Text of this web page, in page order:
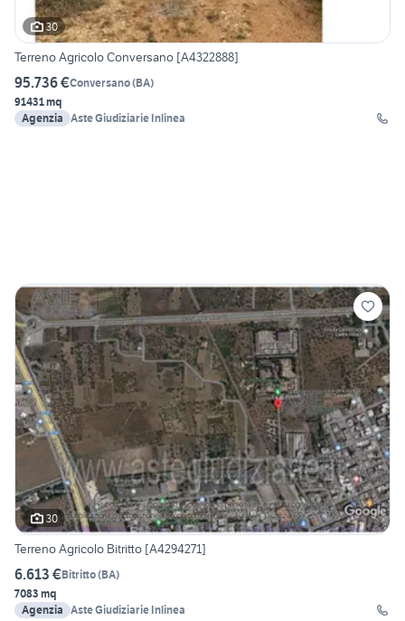
30
Terreno Agricolo Conversano [A4322888]
95.736 €Conversano(BA)
91431 mq
Agenzia Aste Giudiziarie Inlinea
30
Terreno Agricolo Bitritto [A4294271]
6.613 €Bitritto(BA)
7083 mq
Agenzia Aste Giudiziarie Inlinea